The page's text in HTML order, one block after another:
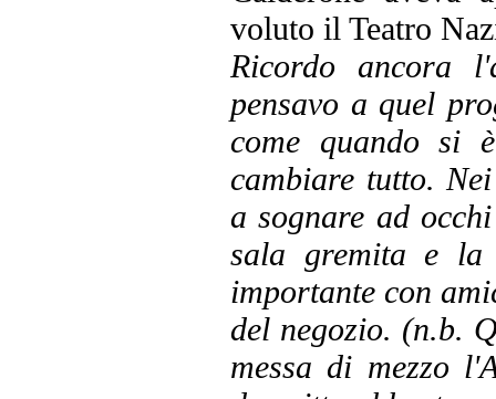
voluto il Teatro
Ricordo ancora
pensavo a quel
come quando si
cambiare tutto.
a sognare ad
sala gremita e la
importante con
del negozio. (n.b.
messa di mezzo